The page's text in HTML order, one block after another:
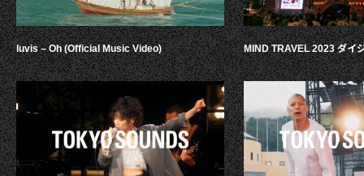
luvis – Oh (Official Music Video) MIND TRAVEL 2023 ダイ